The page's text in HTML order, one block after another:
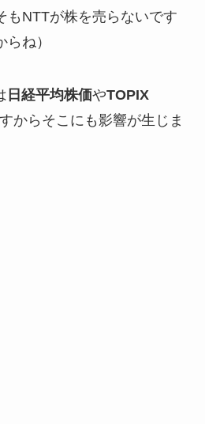
もNTTが株を売らないです
ね）
日経平均株価やTOPIX
からそこにも影響が生じま